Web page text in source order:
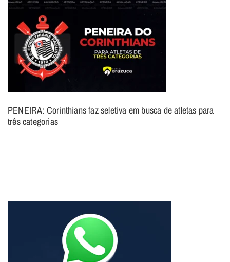
PENEIRA: Corinthians faz seletiva em busca de atletas para
três categorias